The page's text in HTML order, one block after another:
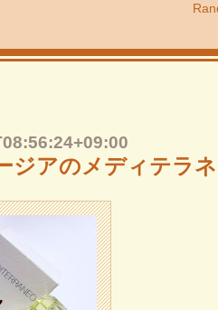
ジアのメディテラ